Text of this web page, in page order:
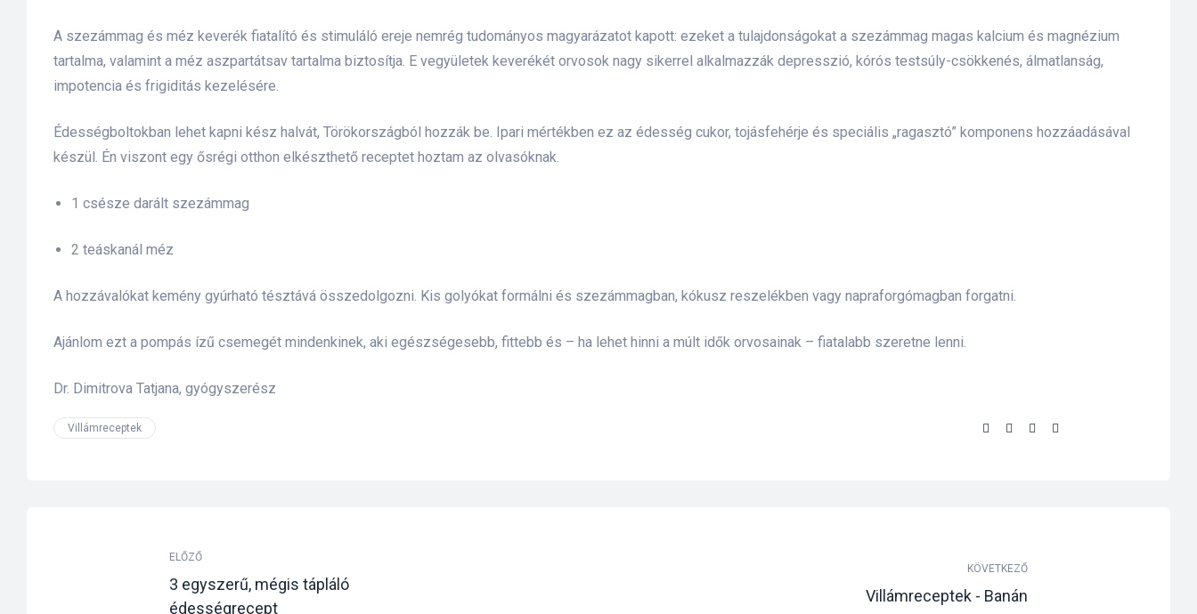
A szezámmag és méz keverék fiatalító és stimuláló ereje nemrég tudományos magyarázatot kapott: ezeket a tulajdonságokat a szezámmag magas kalcium és magnézium
tartalma, valamint a méz aszpartátsav tartalma biztosítja. E vegyületek keverékét orvosok nagy sikerrel alkalmazzák depresszió, kórós testsúly-csökkenés, álmatlanság,
impotencia és frigiditás kezelésére.
Édességboltokban lehet kapni kész halvát, Törökországból hozzák be. Ipari mértékben ez az édesség cukor, tojásfehérje és speciális „ragasztó” komponens hozzáadásával
készül. Én viszont egy ősrégi otthon elkészthető receptet hoztam az olvasóknak.
1 csésze darált szezámmag
2 teáskanál méz
A hozzávalókat kemény gyúrható tésztává összedolgozni. Kis golyókat formálni és szezámmagban, kókusz reszelékben vagy napraforgómagban forgatni.
Ajánlom ezt a pompás ízű csemegét mindenkinek, aki egészségesebb, fittebb és – ha lehet hinni a múlt idők orvosainak – fiatalabb szeretne lenni.
Dr. Dimitrova Tatjana, gyógyszerész
Villámreceptek
ELŐZŐ
3 egyszerű, mégis tápláló
édességrecept
KÖVETKEZŐ
Villámreceptek - Banán